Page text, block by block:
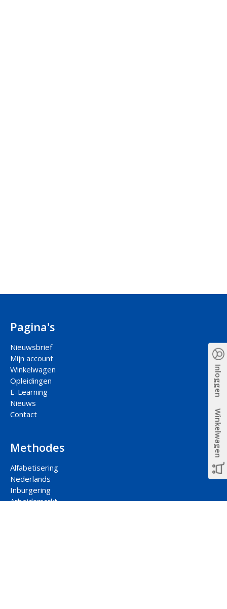
Inloggen
Winkelwagen
Pagina's
Nieuwsbrief
Mijn account
Winkelwagen
Opleidingen
E-Learning
Nieuws
Contact
Methodes
Alfabetisering
Nederlands
Inburgering
Arbeidsmarkt